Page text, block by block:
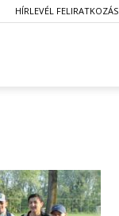
HÍRLEVÉL FELIRATKOZÁS